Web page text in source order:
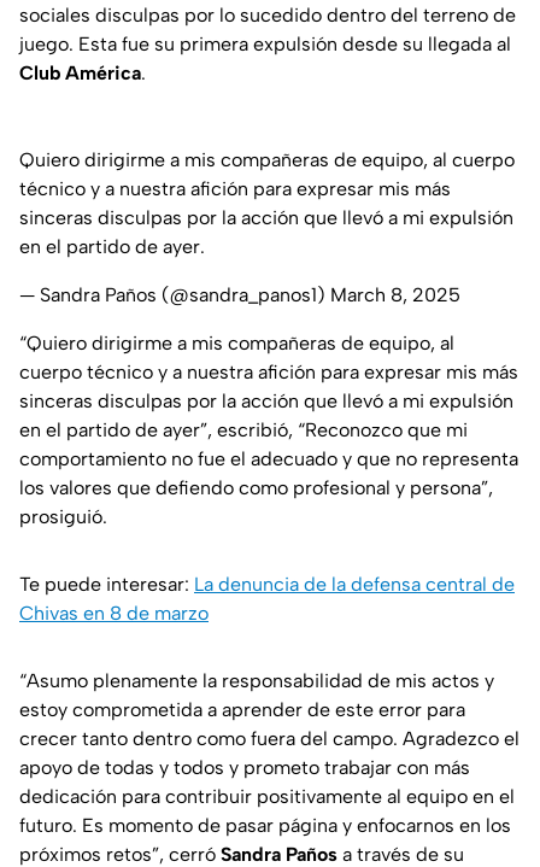
sociales disculpas por lo sucedido dentro del terreno de
juego. Esta fue su primera expulsión desde su llegada al
Club América.
Quiero dirigirme a mis compañeras de equipo, al cuerpo
técnico y a nuestra afición para expresar mis más
sinceras disculpas por la acción que llevó a mi expulsión
en el partido de ayer.
— Sandra Paños (@sandra_panos1) March 8, 2025
“Quiero dirigirme a mis compañeras de equipo, al
cuerpo técnico y a nuestra afición para expresar mis más
sinceras disculpas por la acción que llevó a mi expulsión
en el partido de ayer”, escribió, “Reconozco que mi
comportamiento no fue el adecuado y que no representa
los valores que defiendo como profesional y persona”,
prosiguió.
Te puede interesar: La denuncia de la defensa central de
Chivas en 8 de marzo
“Asumo plenamente la responsabilidad de mis actos y
estoy comprometida a aprender de este error para
crecer tanto dentro como fuera del campo. Agradezco el
apoyo de todas y todos y prometo trabajar con más
dedicación para contribuir positivamente al equipo en el
futuro. Es momento de pasar página y enfocarnos en los
próximos retos”, cerró Sandra Paños a través de su